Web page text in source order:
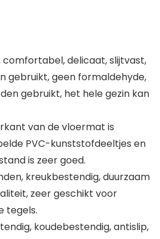
comfortabel, delicaat, slijtvast,
gebruikt, geen formaldehyde,
gebruikt, het hele gezin kan
van de vloermat is
PVC-kunststofdeeltjes en
is zeer goed.
kreukbestendig, duurzaam
zeer geschikt voor
tegels.
koudebestendig, antislip,